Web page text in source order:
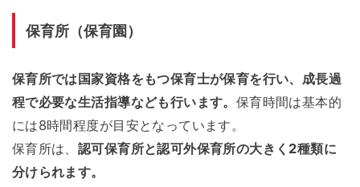
保育所（保育園）
保育所では国家資格をもつ保育士が保育を行い、成長過
程で必要な生活指導なども行います。 保育時間は基本的
には8時間程度が目安となっています。
保育所は、 認可保育所と認可外保育所の大きく2種類に
分けられます。